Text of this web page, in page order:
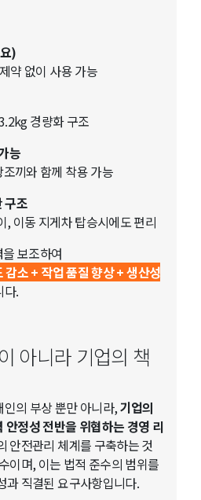
)
약 없이 사용 가능
경량화 구조
능
끼와 함께 착용 가능
구조
, 이동 지게차 탑승시에도 편리
보조하여
소 + 작업 품질 향상 + 생산성
다.
아니라 기업의 책
인의 부상 뿐만 아니라,기업의
정성 전반을 위협하는 경영 리
안전관리 체계를 구축하는 것
이며, 이는 법적 준수의 범위를
과 직결된 요구사항입니다.